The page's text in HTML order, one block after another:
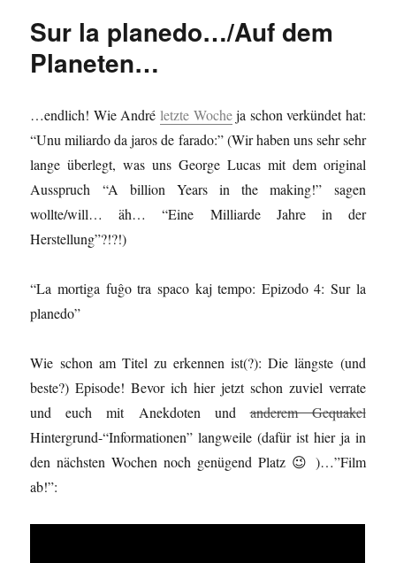
Azetonier…
Sur la planedo…/Auf dem
Planeten…
…endlich! Wie André letzte Wocheja schon verkündet hat:
“Unu miliardo da jaros de farado:” (Wir haben uns sehr sehr
lange überlegt, was uns George Lucas mit dem original
Ausspruch “A billion Years in the making!” sagen
wollte/will… äh… “Eine Milliarde Jahre in der
Herstellung”?!?!)
“La mortiga fuĝo tra spaco kaj tempo: Epizodo 4: Sur la
planedo”
Wie schon am Titel zu erkennen ist(?): Die längste (und
beste?) Episode! Bevor ich hier jetzt schon zuviel verrate
und euch mit Anekdoten undanderem Gequakel
Hintergrund-“Informationen” langweile (dafür ist hier ja in
den nächsten Wochen noch genügend Platz 😉 )…”Film
ab!”: